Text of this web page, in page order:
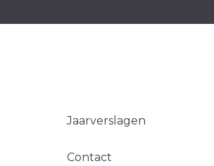
Jaarverslagen
Contact